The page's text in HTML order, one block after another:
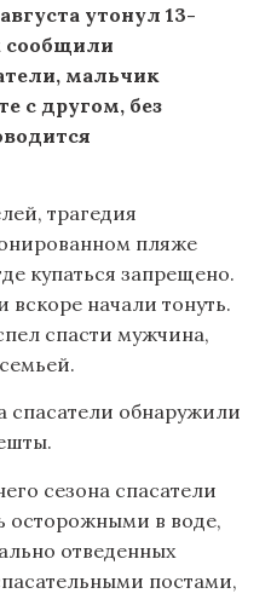
утонул 13-
сообщили
мальчик
с другом, без
трагедия
пляже
купаться запрещено.
начали тонуть.
спасти мужчина,
спасатели обнаружили
сезона спасатели
осторожными в воде,
отведенных
постами,